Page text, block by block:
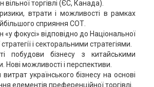
вільної торгівлі (ЄС, Канада).
втрати і можливості в рамках
сприяння СОТ.
«у фокусі» відповідно до Національної
і секторальними стратегіями.
побудови бізнесу з китайськими
Нові можливості і перспективи.
витрат українського бізнесу на основі
елементів преференційної торгівлі.